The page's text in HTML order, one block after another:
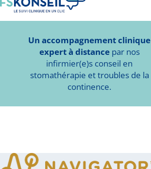
Un accompagnement clinique
expert à distancepar nos
infirmier(e)s conseil en
stomathérapie et troubles de la
continence.